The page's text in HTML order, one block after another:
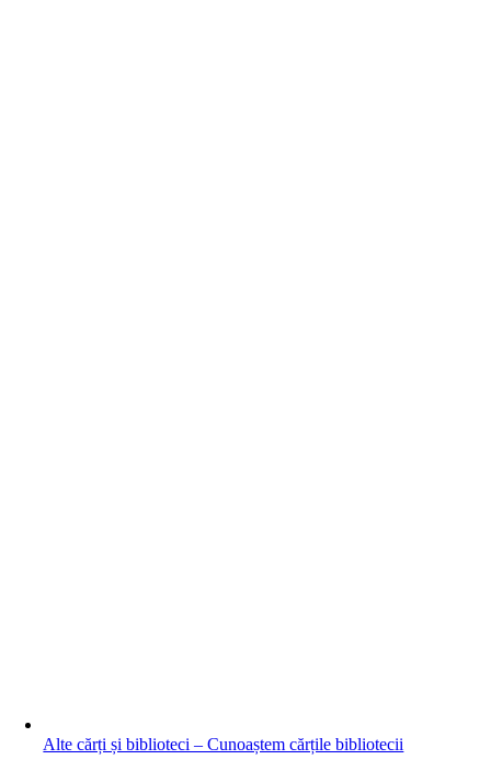
Alte cărți și biblioteci – Cunoaștem cărțile bibliotecii